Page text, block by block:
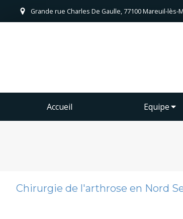
Grande rue Charles De Gaulle, 77100 Mareuil-lès-
Accueil Equipe
Chirurgie de l'arthrose en Nord